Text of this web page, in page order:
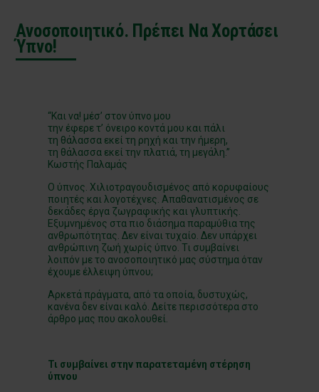
Ανοσοποιητικό. Πρέπει Να Χορτάσει
Ύπνο!
“Και να! μέσ’ στον ύπνο μου
την έφερε τ’ όνειρο κοντά μου και πάλι
τη θάλασσα εκεί τη ρηχή και την ήμερη,
τη θάλασσα εκεί την πλατιά, τη μεγάλη.”
Κωστής Παλαμάς
Ο ύπνος. Χιλιοτραγουδισμένος από κορυφαίους
ποιητές και λογοτέχνες. Απαθανατισμένος σε
δεκάδες έργα ζωγραφικής και γλυπτικής.
Εξυμνημένος στα πιο διάσημα παραμύθια της
ανθρωπότητας. Δεν είναι τυχαίο. Δεν υπάρχει
ανθρώπινη ζωή χωρίς ύπνο. Τι συμβαίνει
λοιπόν με το ανοσοποιητικό μας σύστημα όταν
έχουμε έλλειψη ύπνου;
Αρκετά πράγματα, από τα οποία, δυστυχώς,
κανένα δεν είναι καλό. Δείτε περισσότερα στο
άρθρο μας που ακολουθεί.
Τι συμβαίνει στην παρατεταμένη στέρηση
ύπνου